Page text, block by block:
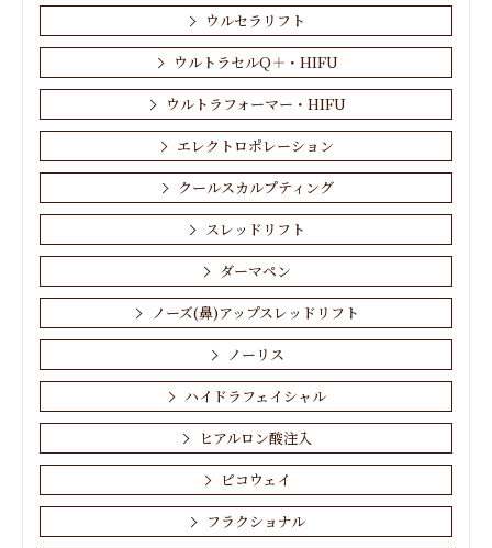
ウルセラリフト
ウルトラセルQ＋・HIFU
ウルトラフォーマー・HIFU
エレクトロポレーション
クールスカルプティング
スレッドリフト
ダーマペン
ノーズ(鼻)アップスレッドリフト
ノーリス
ハイドラフェイシャル
ヒアルロン酸注入
ピコウェイ
フラクショナル